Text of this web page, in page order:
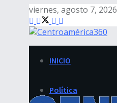
viernes, agosto 7, 2026
INICIO
Política